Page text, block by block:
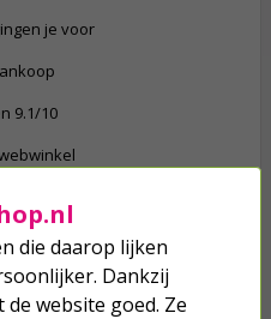
je voor
9.1/10
| 10 meter
die daarop lijken
Dankzij
website goed. Ze